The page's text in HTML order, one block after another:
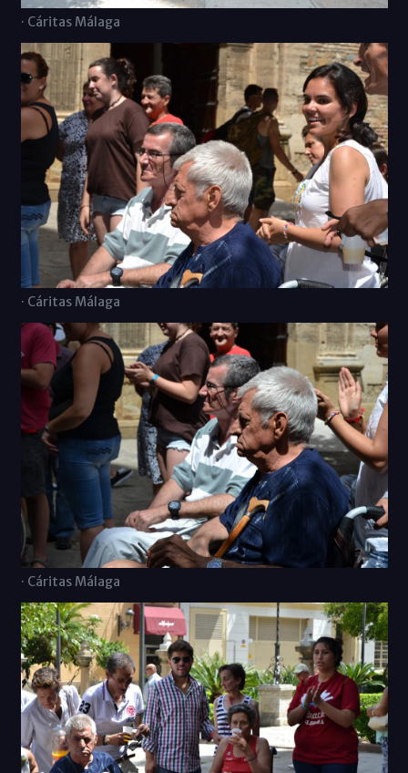
· Cáritas Málaga
· Cáritas Málaga
· Cáritas Málaga